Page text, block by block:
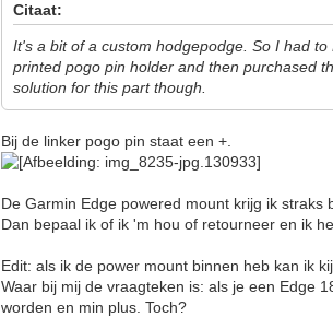
Citaat:
It's a bit of a custom hodgepodge. So I had
printed pogo pin holder and then purchased
solution for this part though.
Bij de linker pogo pin staat een +.
De Garmin Edge powered mount krijg ik straks
Dan bepaal ik of ik 'm hou of retourneer en ik
Edit: als ik de power mount binnen heb kan ik
Waar bij mij de vraagteken is: als je een Edge
worden en min plus. Toch?